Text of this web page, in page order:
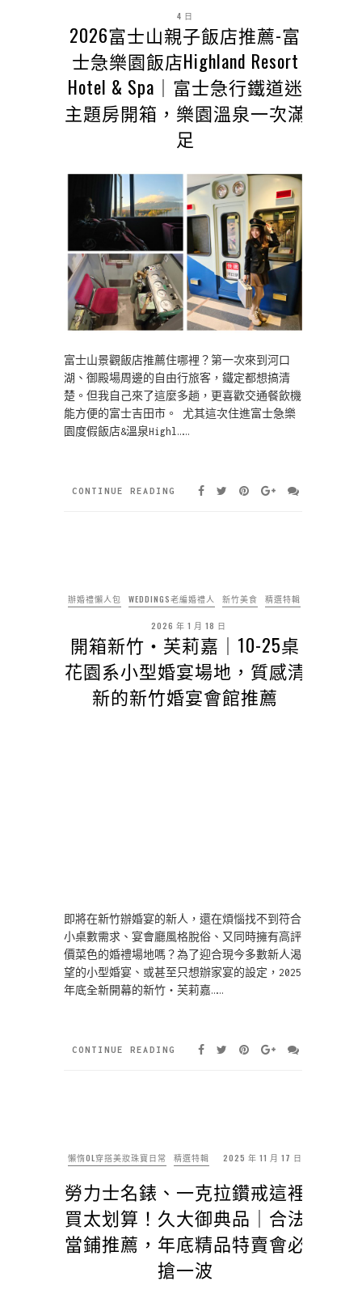
4 日
2026富士山親子飯店推薦-富
士急樂園飯店Highland Resort
Hotel & Spa｜富士急行鐵道迷
主題房開箱，樂園溫泉一次滿
足
富士山景觀飯店推薦住哪裡？第一次來到河口
湖、御殿場周邊的自由行旅客，鐵定都想搞清
楚。但我自己來了這麼多趟，更喜歡交通餐飲機
能方便的富士吉田市。 尤其這次住進富士急樂
園度假飯店&溫泉Highl……
CONTINUE READING
辦婚禮懶人包 WEDDINGS老編婚禮人 新竹美食 精選特輯
2026 年 1 月 18 日
開箱新竹・芙莉嘉｜10-25桌
花園系小型婚宴場地，質感清
新的新竹婚宴會館推薦
即將在新竹辦婚宴的新人，還在煩惱找不到符合
小桌數需求、宴會廳風格脫俗、又同時擁有高評
價菜色的婚禮場地嗎？為了迎合現今多數新人渴
望的小型婚宴、或甚至只想辦家宴的設定，2025
年底全新開幕的新竹‧芙莉嘉……
CONTINUE READING
懶惰OL穿搭美妝珠寶日常 精選特輯 2025 年 11 月 17 日
勞力士名錶、一克拉鑽戒這裡
買太划算！久大御典品｜合法
當鋪推薦，年底精品特賣會必
搶一波